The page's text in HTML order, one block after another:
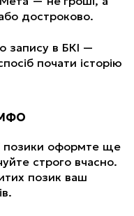
достроково.
запису в БКІ —
почати історію
МФО
позики оформте ще
строго вчасно.
позик ваш